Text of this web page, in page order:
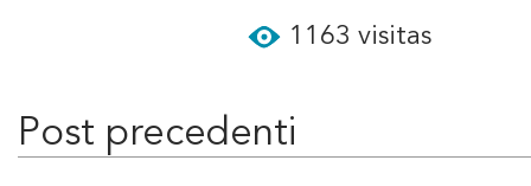
1163 visitas
Post precedenti